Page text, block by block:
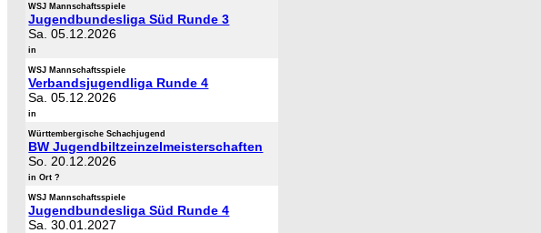
WSJ Mannschaftsspiele
Jugendbundesliga Süd Runde 3
Sa. 05.12.2026
in
WSJ Mannschaftsspiele
Verbandsjugendliga Runde 4
Sa. 05.12.2026
in
Württembergische Schachjugend
BW Jugendbiltzeinzelmeisterschaften
So. 20.12.2026
in Ort ?
WSJ Mannschaftsspiele
Jugendbundesliga Süd Runde 4
Sa. 30.01.2027